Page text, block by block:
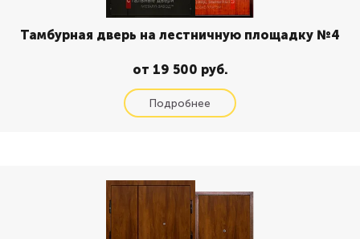
Тамбурная дверь на лестничную площадку №4
от 19 500 руб.